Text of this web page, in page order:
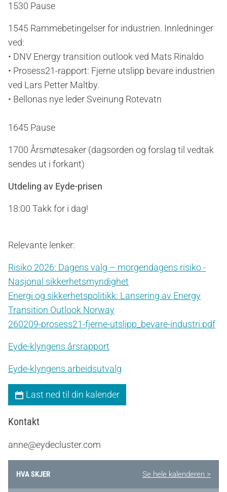
1530 Pause
1545 Rammebetingelser for industrien. Innledninger
ved:
• DNV Energy transition outlook ved Mats Rinaldo
• Prosess21-rapport: Fjerne utslipp bevare industrien
ved Lars Petter Maltby.
• Bellonas nye leder Sveinung Rotevatn
1645 Pause
1700 Årsmøtesaker (dagsorden og forslag til vedtak
sendes ut i forkant)
Utdeling av Eyde-prisen
18:00 Takk for i dag!
Relevante lenker:
Risiko 2026: Dagens valg – morgendagens risiko -
Nasjonal sikkerhetsmyndighet
Energi og sikkerhetspolitikk: Lansering av Energy
Transition Outlook Norway
260209-prosess21-fjerne-utslipp_bevare-industri.pdf
Eyde-klyngens årsrapport
Eyde-klyngens arbeidsutvalg
Last ned til din kalender
Kontakt
anne@eydecluster.com
HVA SKJER Se hele kalenderen >